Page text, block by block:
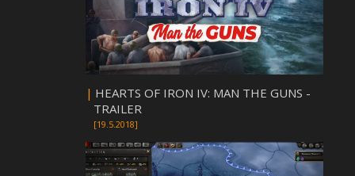
| HEARTS OF IRON IV: MAN THE GUNS -
TRAILER
[19.5.2018]